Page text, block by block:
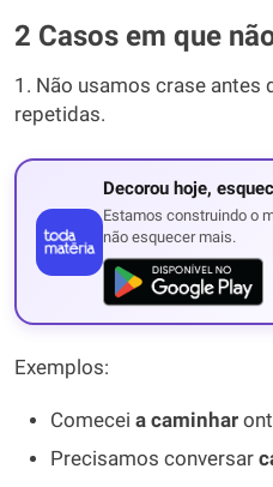
2 Casos em que
1. Não usamos crase antes
repetidas.
Decorou hoje,
Estamos construindo o
não esquecer mais.
Exemplos:
Comecei a caminhar
Precisamos conversar